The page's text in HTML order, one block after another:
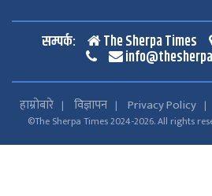
सम्पर्क: The Sherpa Times
हाम्रोबारे विज्ञापन Privacy Policy
©The Sherpa Times 2024-2026. All rights